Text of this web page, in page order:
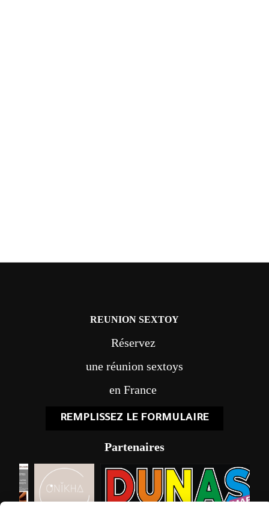
REUNION SEXTOY
Réservez
une réunion sextoys
en France
REMPLISSEZ LE FORMULAIRE
Partenaires